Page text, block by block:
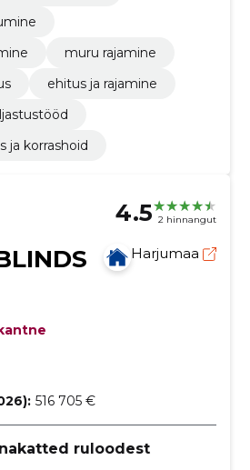
muru rajamine
ehitus ja rajamine
ja korrashoid
4.5 2 hinnangut
Harjumaa
516 705 €
ruloodest